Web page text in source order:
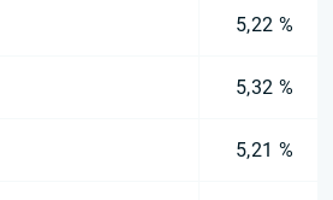
5,22 %
5,32 %
5,21 %